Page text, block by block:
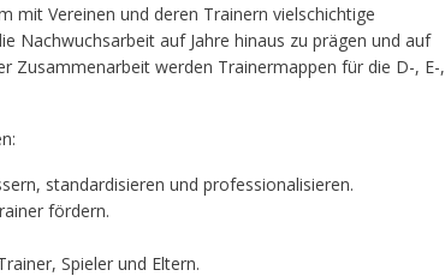
mit Vereinen und deren Trainern vielschichtige
Nachwuchsarbeit auf Jahre hinaus zu prägen und auf
Zusammenarbeit werden Trainermappen für die D-, E-,
standardisieren und professionalisieren.
fördern.
Spieler und Eltern.